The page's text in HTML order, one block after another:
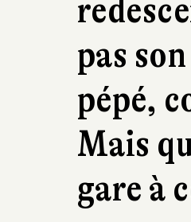
pas
pépé,
Mais
gare à